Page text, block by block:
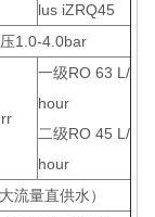
lus iZRQ45
1.0-4.0bar
一级RO 63 L/
hour
二级RO 45 L/
hour
流量直供水）